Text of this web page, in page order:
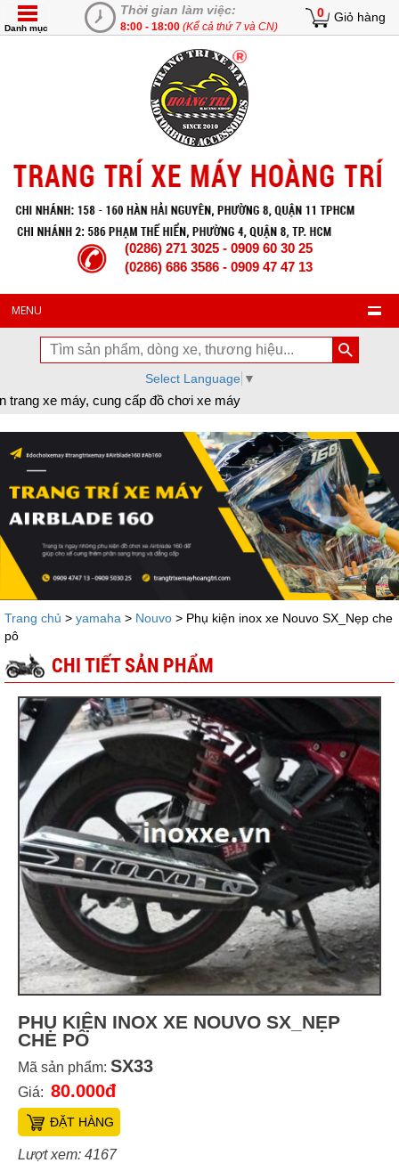
Thời gian làm việc:
8:00 - 18:00 (Kể cả thứ 7 và CN)
0 Giỏ hàng
Danh mục
(0286) 271 3025 - 0909 60 30 25
(0286) 686 3586 - 0909 47 47 13
MENU
Select Language ▼
máy, cung cấp đồ chơi xe máy
Trang chủ > yamaha > Nouvo > Phụ kiện inox xe Nouvo SX_Nẹp che
pô
CHI TIẾT SẢN PHẨM
PHỤ KIỆN INOX XE NOUVO SX_NẸP
CHE PÔ
Mã sản phẩm: SX33
Giá: 80.000đ
ĐẶT HÀNG
Lượt xem: 4167